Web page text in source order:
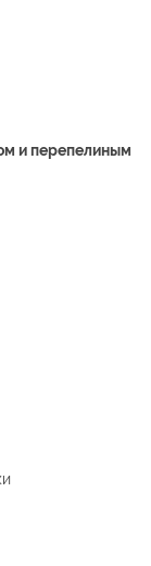
и перепелиным